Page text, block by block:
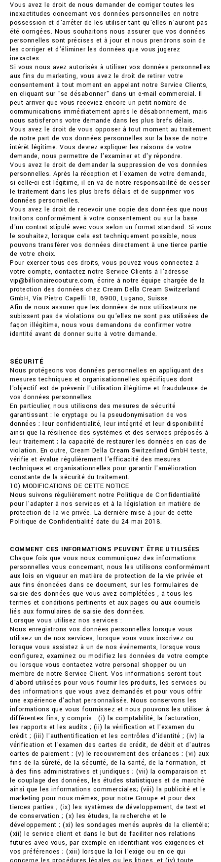
Vous avez le droit de nous demander de corriger toutes les
inexactitudes concernant vos données personnelles en notre
possession et d'arrêter de les utiliser tant qu'elles n'auront pas
été corrigées. Nous souhaitons nous assurer que vos données
personnelles sont précises et à jour et nous prendrons soin de
les corriger et d'éliminer les données que vous jugerez
inexactes.
Si vous nous avez autorisés à utiliser vos données personnelles
aux fins du marketing, vous avez le droit de retirer votre
consentement à tout moment en appelant notre Service Clients,
en cliquant sur "se désabonner" dans un e-mail commercial. Il
peut arriver que vous receviez encore un petit nombre de
communications immédiatement après le désabonnement, mais
nous satisferons votre demande dans les plus brefs délais.
Vous avez le droit de vous opposer à tout moment au traitement
de notre part de vos données personnelles sur la base de notre
intérêt légitime. Vous devrez expliquer les raisons de votre
demande, nous permettre de l'examiner et d'y répondre.
Vous avez le droit de demander la suppression de vos données
personnelles. Après la réception et l'examen de votre demande,
si celle-ci est légitime, il en va de notre responsabilité de cesser
le traitement dans les plus brefs délais et de supprimer vos
données personnelles.
Vous avez le droit de recevoir une copie des données que nous
traitons conformément à votre consentement ou sur la base
d'un contrat stipulé avec vous selon un format standard. Si vous
le souhaitez, lorsque cela est techniquement possible, nous
pouvons transférer vos données directement à une tierce partie
de votre choix.
Pour exercer tous ces droits, vous pouvez vous connectez à
votre compte, contactez notre Service Clients à l'adresse
vip@billionairecouture.com, écrire à notre équipe chargée de la
protection des données chez Cream Della Cream Switzerland
GmbH, Via Pietro Capelli 18, 6900, Lugano, Suisse.
Afin de nous assurer que les données de nos utilisateurs ne
subissent pas de violations ou qu'elles ne sont pas utilisées de
façon illégitime, nous vous demandons de confirmer votre
identité avant de donner suite à votre demande.
SÉCURITÉ
Nous protégeons vos données personnelles en appliquant des
mesures techniques et organisationnelles spécifiques dont
l'objectif est de prévenir l'utilisation illégitime et frauduleuse de
vos données personnelles.
En particulier, nous utilisons des mesures de sécurité
garantissant : le cryptage ou la pseudonymisation de vos
données ; leur confidentialité, leur intégrité et leur disponibilité
ainsi que la résilience des systèmes et des services préposés à
leur traitement ; la capacité de restaurer les données en cas de
violation. En outre, Cream Della Cream Switzerland GmbH teste,
vérifie et évalue régulièrement l'efficacité des mesures
techniques et organisationnelles pour garantir l'amélioration
constante de la sécurité du traitement.
10) MODIFICATIONS DE CETTE NOTICE
Nous suivons régulièrement notre Politique de Confidentialité
pour l'adapter à nos services et à la législation en matière de
protection de la vie privée. La dernière mise à jour de cette
Politique de Confidentialité date du 24 mai 2018.
COMMENT CES INFORMATIONS PEUVENT ÊTRE UTILISÉES
Chaque fois que vous nous communiquez des informations
personnelles vous concernant, nous les utilisons conformément
aux lois en vigueur en matière de protection de la vie privée et
aux fins énoncées dans ce document, sur les formulaires de
saisie des données que vous avez complétées , à tous les
termes et conditions pertinents et aux pages ou aux courriels
liés aux formulaires de saisie des données.
Lorsque vous utilisez nos services :
Nous enregistrons vos données personnelles lorsque vous
utilisez un de nos services, lorsque vous vous inscrivez ou
lorsque vous assistez à un de nos événements, lorsque vous
configurez, examinez ou modifiez les données de votre compte
ou lorsque vous contactez votre personal shopper ou un
membre de notre Service Client. Vos informations seront tout
d'abord utilisées pour vous fournir les produits, les services ou
des informations que vous avez demandés et pour vous offrir
une expérience d'achat personnalisée. Nous conservons les
informations que vous fournissez et nous pouvons les utiliser à
différentes fins, y compris : (i) la comptabilité, la facturation,
les rapports et les audits ; (ii) la vérification et l'examen du
crédit ; (iii) l'authentification et les contrôles d'identité ; (iv) la
vérification et l'examen des cartes de crédit, de débit et d'autres
cartes de paiement ; (v) le recouvrement des créances ; (vi) aux
fins de la sûreté, de la sécurité, de la santé, de la formation, et
à des fins administratives et juridiques ; (vii) la comparaison et
le couplage des données, les études statistiques et de marché
ainsi que les informations commerciales; (viii) la publicité et le
marketing pour nous-mêmes, pour notre Groupe et pour des
tierces parties ; (ix) les systèmes de développement, de test et
de conservation ; (x) les études, la recherche et le
développement ; (xi) les sondages menés auprès de la clientèle;
(xii) le service client et dans le but de faciliter nos relations
futures avec vous, par exemple en identifiant vos exigences et
vos préférences ; (xiii) lorsque la loi l'exige ou en ce qui